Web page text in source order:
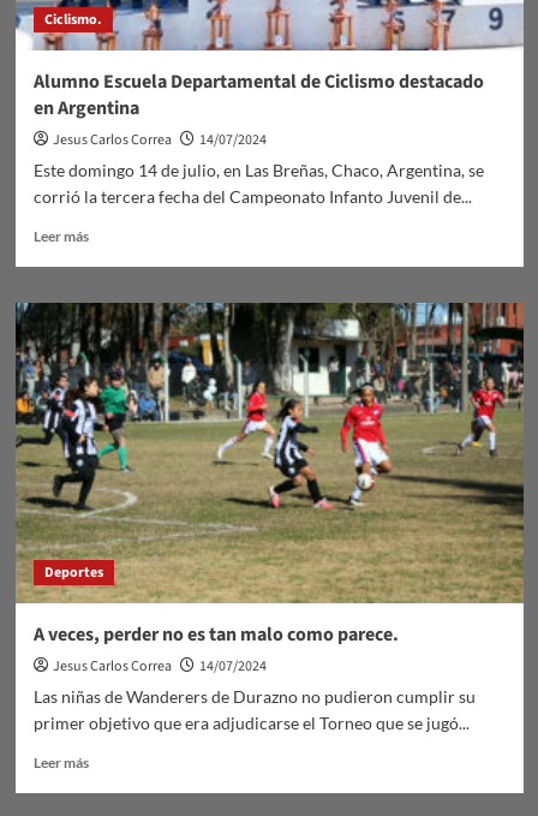
Ciclismo.
Alumno Escuela Departamental de Ciclismo destacado
en Argentina
Jesus Carlos Correa
14/07/2024
Este domingo 14 de julio, en Las Breñas, Chaco, Argentina, se
corrió la tercera fecha del Campeonato Infanto Juvenil de...
Leer másLeer
Alumno
Escuela
Departamental
de
Ciclismo
destacado
en
Argentina
Deportes
A veces, perder no es tan malo como parece.
Jesus Carlos Correa
14/07/2024
Las niñas de Wanderers de Durazno no pudieron cumplir su
primer objetivo que era adjudicarse el Torneo que se jugó...
Leer másLeer